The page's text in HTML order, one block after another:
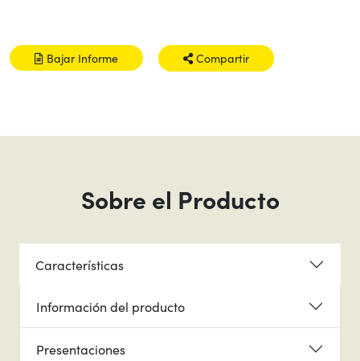
Bajar Informe Compartir
Sobre el Producto
Características
Información del producto
Presentaciones